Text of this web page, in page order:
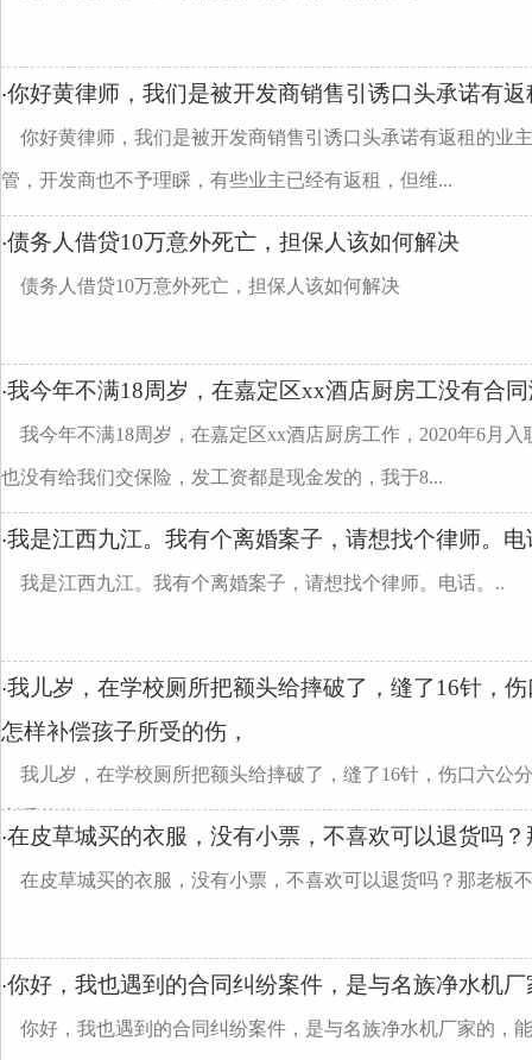
·你好黄律师，我们是被开发商销售引诱口头承诺有
你好黄律师，我们是被开发商销售引诱口头承诺有返租的业
管，开发商也不予理睬，有些业主已经有返租，但维...
·债务人借贷10万意外死亡，担保人该如何解决
债务人借贷10万意外死亡，担保人该如何解决
·我今年不满18周岁，在嘉定区xx酒店厨房工没有合
我今年不满18周岁，在嘉定区xx酒店厨房工作，2020年6月
也没有给我们交保险，发工资都是现金发的，我于8...
·我是江西九江。我有个离婚案子，请想找个律师。电
我是江西九江。我有个离婚案子，请想找个律师。电话。..
·我儿岁，在学校厕所把额头给摔破了，缝了16针，
怎样补偿孩子所受的伤，
我儿岁，在学校厕所把额头给摔破了，缝了16针，伤口六公
所受的伤，
·在皮草城买的衣服，没有小票，不喜欢可以退货吗
在皮草城买的衣服，没有小票，不喜欢可以退货吗？那老板
·你好，我也遇到的合同纠纷案件，是与名族净水机
你好，我也遇到的合同纠纷案件，是与名族净水机厂家的，